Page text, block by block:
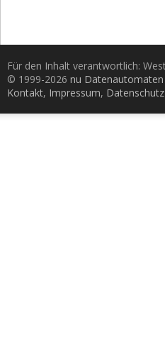
Für den Inhalt verantwortlich:
© 1999-2026 nu
Kontakt, Impressum, Datenschutz